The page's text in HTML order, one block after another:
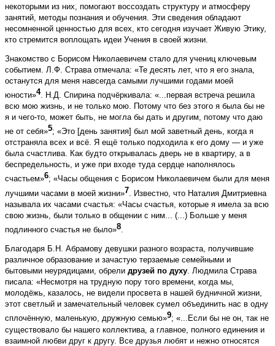
некоторыми из них, помогают воссоздать структуру и атмосферу
занятий, методы познания и обучения. Эти сведения обладают
несомненной ценностью для всех, кто сегодня изучает Живую Этику,
кто стремится воплощать идеи Учения в своей жизни.
Знакомство с Борисом Николаевичем стало для учениц ключевым
событием. Л.Ф. Страва отмечала: «Те десять лет, что я его знала,
останутся для меня навсегда самыми лучшими годами моей
юности»4. Н.Д. Спирина подчёркивала: «...первая встреча решила
всю мою жизнь, и не только мою. Потому что без этого я была бы не
я и чего-то, может быть, не могла бы дать и другим, потому что даю
не от себя»5; «Это [день занятия] был мой заветный день, когда я
отстраняла всех и всё. Я ещё только подходила к его дому — и уже
была счастлива. Как будто открывалась дверь не в квартиру, а в
беспредельность, и уже при входе туда сердце наполнялось
счастьем»6; «Часы общения с Борисом Николаевичем были для меня
лучшими часами в моей жизни»7. Известно, что Наталия Дмитриевна
называла их часами счастья: «Часы счастья, которые я имела за всю
свою жизнь, были только в общении с ним... (...) Больше у меня
подлинного счастья не было»8.
Благодаря Б.Н. Абрамову девушки разного возраста, получившие
различное образование и зачастую терзаемые семейными и
бытовыми неурядицами, обрели друзей по духу. Людмила Страва
писала: «Несмотря на трудную пору того времени, когда мы,
молодёжь, казалось, не видели просвета в нашей будничной жизни,
этот светлый и замечательный человек сумел объединить нас в одну
сплочённую, маленькую, дружную семью»9; «...Если бы не он, так не
существовало бы нашего коллектива, а главное, полного единения и
взаимной любви друг к другу. Все друзья любят и нежно относятся